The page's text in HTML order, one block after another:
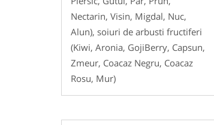
Nectarin, Visin, Migdal, Nuc,
Alun), soiuri de arbusti fructiferi
(Kiwi, Aronia, GojiBerry, Capsun,
Zmeur, Coacaz Negru, Coacaz
Rosu, Mur)